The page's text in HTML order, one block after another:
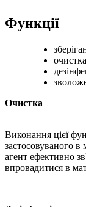
Функції
очистка
Очистка
Виконання цієї
застосовуваного в
агент ефективно
впровадитися в